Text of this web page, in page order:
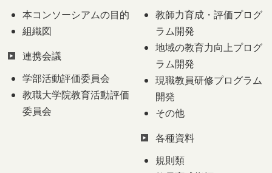
本コンソーシアムの目的
組織図
連携会議
学部活動評価委員会
教職大学院教育活動評価
委員会
教師力育成・評価プログ
ラム開発
地域の教育力向上プログ
ラム開発
現職教員研修プログラム
開発
その他
各種資料
規則類